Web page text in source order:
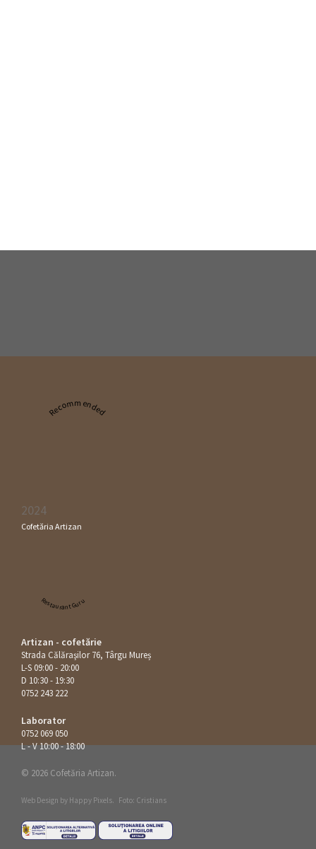
Recommended
2024
Cofetăria Artizan
Restaurant Guru
Artizan - cofetărie
Strada Călăraşilor 76, Târgu Mureș
L-S 09:00 - 20:00
D 10:30 - 19:30
0752 243 222
Laborator
0752 069 050
L - V 10:00 - 18:00
© 2026 Cofetăria Artizan.
Web Design by Happy Pixels. Foto: Cristians